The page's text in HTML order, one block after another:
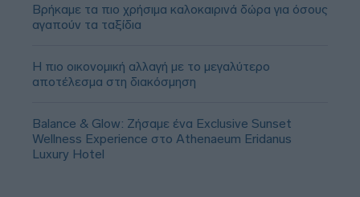
Βρήκαμε τα πιο χρήσιμα καλοκαιρινά δώρα για όσους
αγαπούν τα ταξίδια
Η πιο οικονομική αλλαγή με το μεγαλύτερο
αποτέλεσμα στη διακόσμηση
Balance & Glow: Ζήσαμε ένα Exclusive Sunset
Wellness Experience στο Athenaeum Eridanus
Luxury Hotel